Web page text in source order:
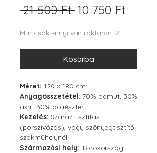
21 500 Ft Szokásos
10 750 FtAkciós
Már csak ennyi van raktáron: 2
Kosárba
Méret: 120 x 180 cm
Anyagösszetétel: 70% pamut, 30%
akril, 30% poliészter
Kezelés: Száraz tisztítás
(porszívózás), vagy szőnyegtisztító
szakműhelynél
Származási hely: Törökország